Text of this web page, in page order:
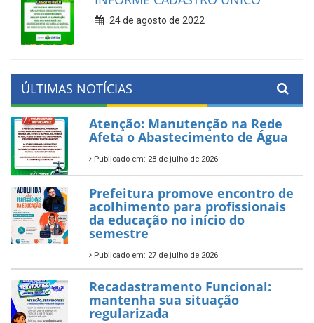
24 de agosto de 2022
ÚLTIMAS NOTÍCIAS
Atenção: Manutenção na Rede
Afeta o Abastecimento de Água
Publicado em: 28 de julho de 2026
Prefeitura promove encontro de
acolhimento para profissionais
da educação no início do
semestre
Publicado em: 27 de julho de 2026
Recadastramento Funcional:
mantenha sua situação
regularizada